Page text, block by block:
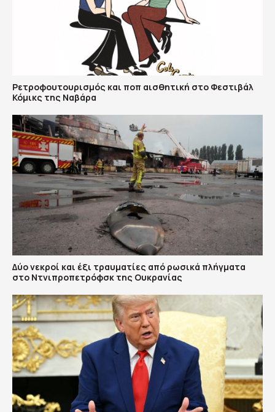
Ρετροφουτουρισμός και ποπ αισθητική στο Φεστιβάλ
Κόμικς της Ναβάρα
Δύο νεκροί και έξι τραυματίες από ρωσικά πλήγματα
στο Ντνιπροπετρόφσκ της Ουκρανίας